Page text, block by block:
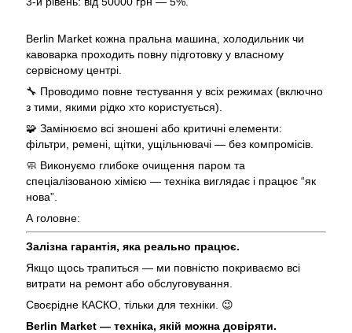
Berlin Market кожна пральна машина, холодильник чи
кавоварка проходить повну підготовку у власному
сервісному центрі.
🔧 Проводимо повне тестування у всіх режимах (включно
з тими, якими рідко хто користується).
🧩 Замінюємо всі зношені або критичні елементи:
фільтри, ремені, щітки, ущільнювачі — без компромісів.
🧼 Виконуємо глибоке очищення паром та
спеціалізованою хімією — техніка виглядає і працює “як
нова”.
А головне:
Залізна гарантія, яка реально працює.
Якщо щось трапиться — ми повністю покриваємо всі
витрати на ремонт або обслуговування.
Своєрідне КАСКО, тільки для техніки. 😉
Berlin Market — техніка, якій можна довіряти.